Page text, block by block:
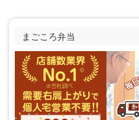
まごころ弁当